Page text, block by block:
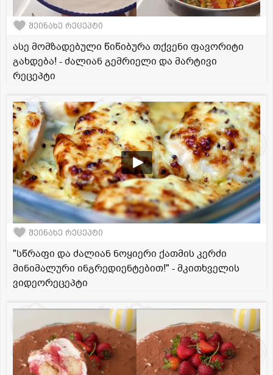
შეინახე რეცეპტი
ასე მომზადებული წიწიბურა თქვენი ფავორიტი
გახდება! - ძალიან გემრიელი და მარტივი
რეცეპტი
შეინახე რეცეპტი
"სწრაფი და ძალიან ნოყიერი ქათმის კერძი
მინიმალური ინგრედიენტებით!" - მკითხველის
ვიდეორეცეპტი